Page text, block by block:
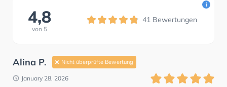
4,8
von 5
41 Bewertungen
i
Alina P. Nicht überprüfte Bewertung
January 28, 2026